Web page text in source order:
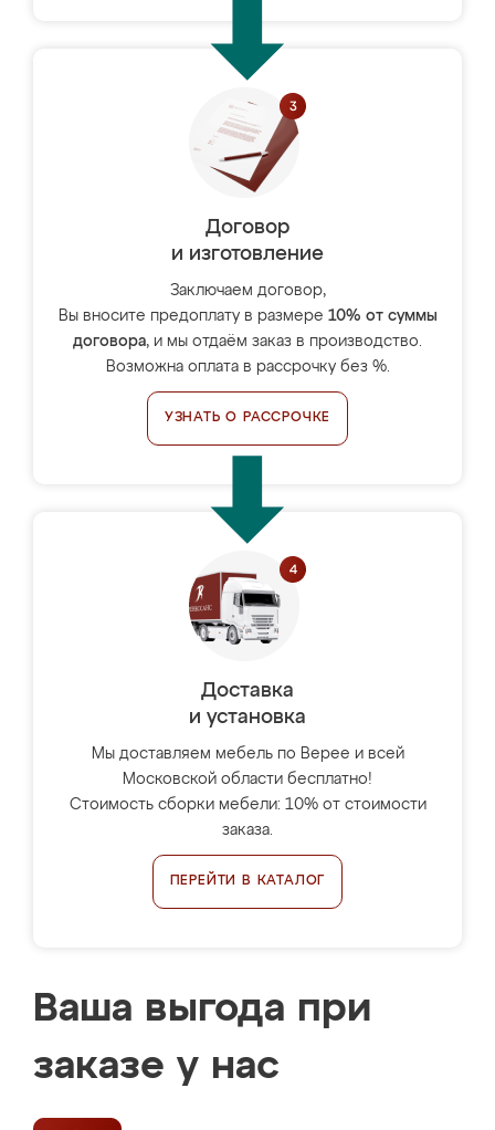
Договор
и изготовление
Заключаем договор,
Вы вносите предоплату в размере 10% от суммы
договора, и мы отдаём заказ в производство.
Возможна оплата в рассрочку без %.
УЗНАТЬ О РАССРОЧКЕ
Доставка
и установка
Мы доставляем мебель по Верее и всей
Московской области бесплатно!
Стоимость сборки мебели: 10% от стоимости
заказа.
ПЕРЕЙТИ В КАТАЛОГ
Ваша выгода при
заказе у нас